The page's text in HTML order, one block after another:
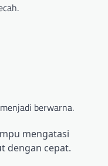
berwarna.
mengatasi
dengan cepat.